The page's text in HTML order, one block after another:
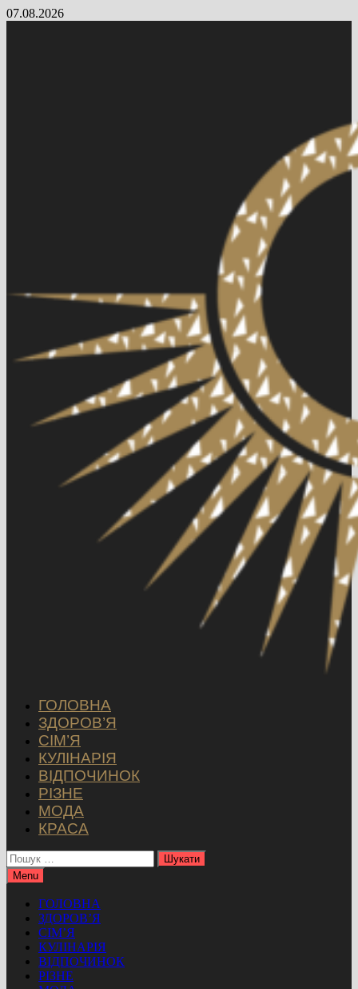
Skip
07.08.2026
ГОЛОВНА
ЗДОРОВ’Я
СІМ’Я
КУЛІНАРІЯ
ВІДПОЧИНОК
РІЗНЕ
МОДА
КРАСА
Пошук:
Menu
ГОЛОВНА
ЗДОРОВ’Я
СІМ’Я
КУЛІНАРІЯ
ВІДПОЧИНОК
РІЗНЕ